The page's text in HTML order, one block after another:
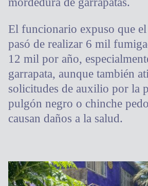
El funcionario expuso que
pasó de realizar 6 mil
12 mil por año,
garrapata, aunque también
solicitudes de auxilio por la
pulgón negro o chinche
causan daños a la salud.